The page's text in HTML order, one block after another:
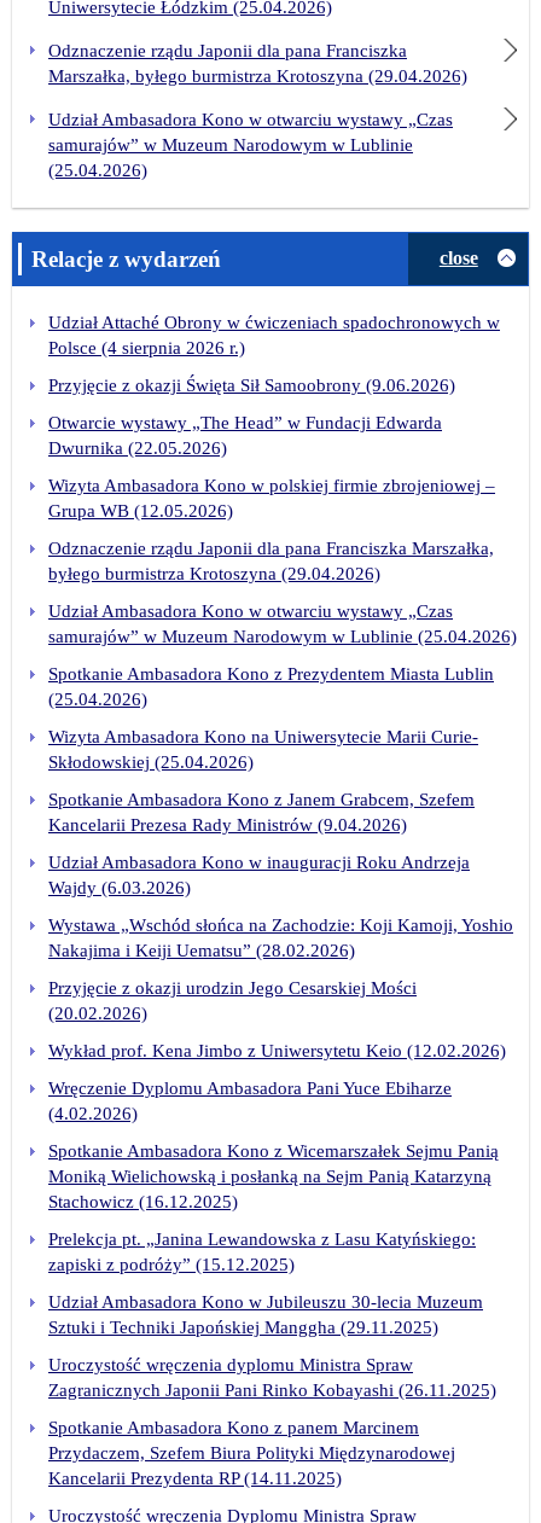
Uniwersytecie Łódzkim (25.04.2026)
Odznaczenie rządu Japonii dla pana Franciszka
Marszałka, byłego burmistrza Krotoszyna (29.04.2026)
Udział Ambasadora Kono w otwarciu wystawy „Czas
samurajów” w Muzeum Narodowym w Lublinie
(25.04.2026)
Relacje z wydarzeń close
Udział Attaché Obrony w ćwiczeniach spadochronowych w
Polsce (4 sierpnia 2026 r.)
Przyjęcie z okazji Święta Sił Samoobrony (9.06.2026)
Otwarcie wystawy „The Head” w Fundacji Edwarda
Dwurnika (22.05.2026)
Wizyta Ambasadora Kono w polskiej firmie zbrojeniowej –
Grupa WB (12.05.2026)
Odznaczenie rządu Japonii dla pana Franciszka Marszałka,
byłego burmistrza Krotoszyna (29.04.2026)
Udział Ambasadora Kono w otwarciu wystawy „Czas
samurajów” w Muzeum Narodowym w Lublinie (25.04.2026)
Spotkanie Ambasadora Kono z Prezydentem Miasta Lublin
(25.04.2026)
Wizyta Ambasadora Kono na Uniwersytecie Marii Curie-
Skłodowskiej (25.04.2026)
Spotkanie Ambasadora Kono z Janem Grabcem, Szefem
Kancelarii Prezesa Rady Ministrów (9.04.2026)
Udział Ambasadora Kono w inauguracji Roku Andrzeja
Wajdy (6.03.2026)
Wystawa „Wschód słońca na Zachodzie: Koji Kamoji, Yoshio
Nakajima i Keiji Uematsu” (28.02.2026)
Przyjęcie z okazji urodzin Jego Cesarskiej Mości
(20.02.2026)
Wykład prof. Kena Jimbo z Uniwersytetu Keio (12.02.2026)
Wręczenie Dyplomu Ambasadora Pani Yuce Ebiharze
(4.02.2026)
Spotkanie Ambasadora Kono z Wicemarszałek Sejmu Panią
Moniką Wielichowską i posłanką na Sejm Panią Katarzyną
Stachowicz (16.12.2025)
Prelekcja pt. „Janina Lewandowska z Lasu Katyńskiego:
zapiski z podróży” (15.12.2025)
Udział Ambasadora Kono w Jubileuszu 30-lecia Muzeum
Sztuki i Techniki Japońskiej Manggha (29.11.2025)
Uroczystość wręczenia dyplomu Ministra Spraw
Zagranicznych Japonii Pani Rinko Kobayashi (26.11.2025)
Spotkanie Ambasadora Kono z panem Marcinem
Przydaczem, Szefem Biura Polityki Międzynarodowej
Kancelarii Prezydenta RP (14.11.2025)
Uroczystość wręczenia Dyplomu Ministra Spraw